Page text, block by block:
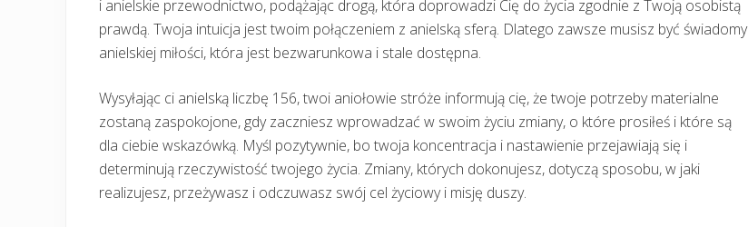
i anielskie przewodnictwo, podążając drogą, która doprowadzi Cię do życia zgodnie z Twoją osobistą
prawdą. Twoja intuicja jest twoim połączeniem z anielską sferą. Dlatego zawsze musisz być świadomy
anielskiej miłości, która jest bezwarunkowa i stale dostępna.
Wysyłając ci anielską liczbę 156, twoi aniołowie stróże informują cię, że twoje potrzeby materialne
zostaną zaspokojone, gdy zaczniesz wprowadzać w swoim życiu zmiany, o które prosiłeś i które są
dla ciebie wskazówką. Myśl pozytywnie, bo twoja koncentracja i nastawienie przejawiają się i
determinują rzeczywistość twojego życia. Zmiany, których dokonujesz, dotyczą sposobu, w jaki
realizujesz, przeżywasz i odczuwasz swój cel życiowy i misję duszy.